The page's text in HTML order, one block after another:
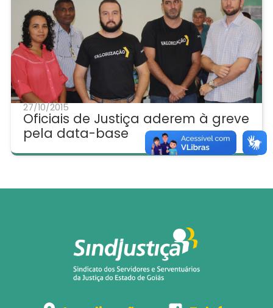
27/10/2015
Oficiais de Justiça aderem à greve
pela data-base